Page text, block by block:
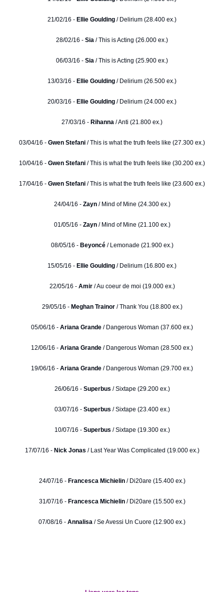
21/02/16 - Ellie Goulding / Delirium (28.400 ex.)
28/02/16 - Sia / This is Acting (26.000 ex.)
06/03/16 - Sia / This is Acting (25.900 ex.)
13/03/16 - Ellie Goulding / Delirium (26.500 ex.)
20/03/16 - Ellie Goulding / Delirium (24.000 ex.)
27/03/16 - Rihanna / Anti (21.800 ex.)
03/04/16 - Gwen Stefani / This is what the truth feels like (27.300 ex.)
10/04/16 - Gwen Stefani / This is what the truth feels like (30.200 ex.)
17/04/16 - Gwen Stefani / This is what the truth feels like (23.600 ex.)
24/04/16 - Zayn / Mind of Mine (24.300 ex.)
01/05/16 - Zayn / Mind of Mine (21.100 ex.)
08/05/16 - Beyoncé / Lemonade (21.900 ex.)
15/05/16 - Ellie Goulding / Delirium (16.800 ex.)
22/05/16 - Amir / Au coeur de moi (19.000 ex.)
29/05/16 - Meghan Trainor/ Thank You (18.800 ex.)
05/06/16 - Ariana Grande / Dangerous Woman (37.600 ex.)
12/06/16 - Ariana Grande / Dangerous Woman (28.500 ex.)
19/06/16 - Ariana Grande / Dangerous Woman (29.700 ex.)
26/06/16 - Superbus / Sixtape (29.200 ex.)
03/07/16 - Superbus / Sixtape (23.400 ex.)
10/07/16 - Superbus / Sixtape (19.300 ex.)
17/07/16 - Nick Jonas / Last Year Was Complicated (19.000 ex.)
24/07/16 - Francesca Michielin/ Di20are (15.400 ex.)
31/07/16 - Francesca Michielin/ Di20are (15.500 ex.)
07/08/16 - Annalisa / Se Avessi Un Cuore (12.900 ex.)